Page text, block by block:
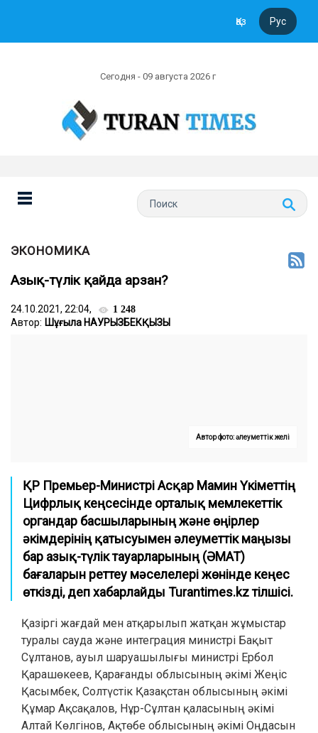
Қаз Рус
Сегодня - 09 августа 2026 г
ЭКОНОМИКА
Азық-түлік қайда арзан?
24.10.2021, 22:04, 1 248
Автор: Шұғыла НАУРЫЗБЕКҚЫЗЫ
Автор фото: әлеуметтік желі
ҚР Премьер-Министрі Асқар Мамин Үкіметтің
Цифрлық кеңсесінде орталық мемлекеттік
органдар басшыларының және өңірлер
әкімдерінің қатысуымен әлеуметтік маңызы
бар азық-түлік тауарларының (ӘМАТ)
бағаларын реттеу мәселелері жөнінде кеңес
өткізді,деп хабарлайды Turantimes.kz тілшісі.
Қазіргі жағдай мен атқарылып жатқан жұмыстар
туралы сауда және интеграция министрі Бақыт
Сұлтанов, ауыл шаруашылығы министрі Ербол
Қарашөкеев, Қарағанды облысының әкімі Жеңіс
Қасымбек, Солтүстік Қазақстан облысының әкімі
Құмар Ақсақалов, Нұр-Сұлтан қаласының әкімі
Алтай Көлгінов, Ақтөбе облысының әкімі Оңдасын